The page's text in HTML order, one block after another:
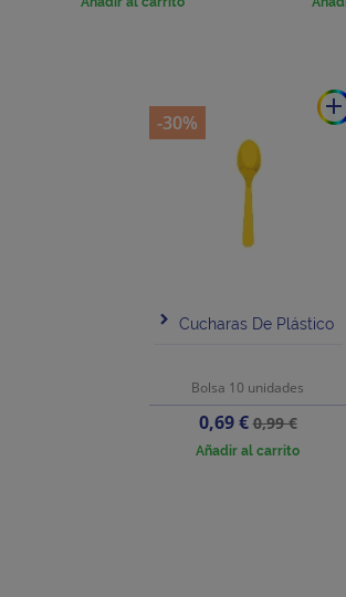
add
Cucharas De Plástico
Bolsa 10 unidades
Precio
0,69 €Precio
base
0,99 €
Añadir al carrito
-30%